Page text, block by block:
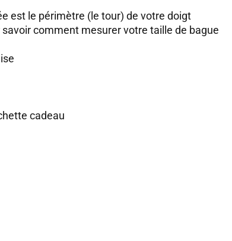
est le périmètre (le tour) de votre doigt
savoir comment mesurer votre taille de bague
cadeau